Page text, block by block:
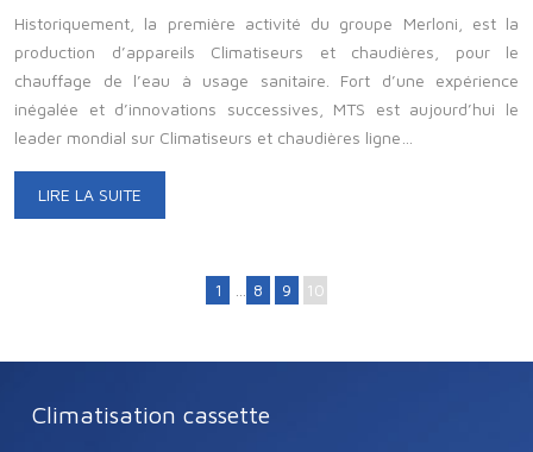
Historiquement, la première activité du groupe Merloni, est la
production d’appareils Climatiseurs et chaudières, pour le
chauffage de l’eau à usage sanitaire. Fort d’une expérience
inégalée et d’innovations successives, MTS est aujourd’hui le
leader mondial sur Climatiseurs et chaudières ligne…
LIRE LA SUITE
1 8 9 10
Climatisation cassette